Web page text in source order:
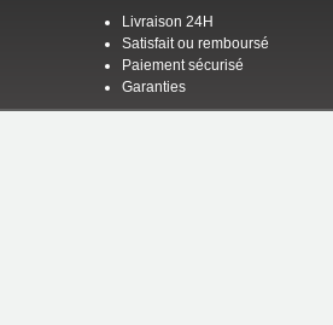
Livraison 24H
Satisfait ou remboursé
Paiement sécurisé
Garanties